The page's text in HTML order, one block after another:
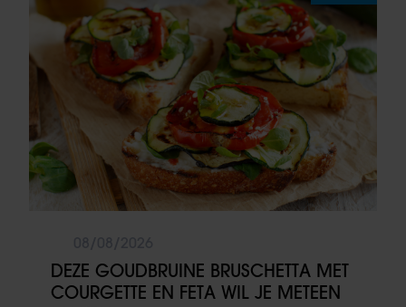
DEZE GOUDBRUINE BRUSCHETTA MET
COURGETTE EN FETA WIL JE METEEN